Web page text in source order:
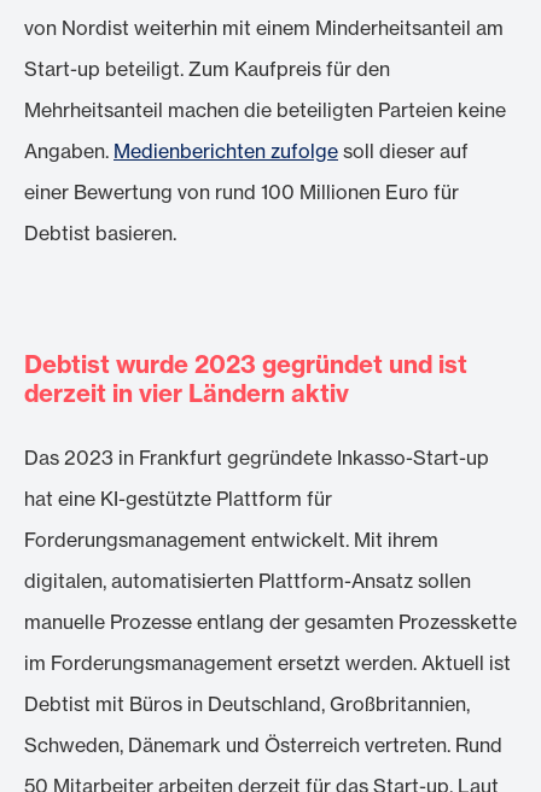
von Nordist weiterhin mit einem Minderheitsanteil am
Start-up beteiligt. Zum Kaufpreis für den
Mehrheitsanteil machen die beteiligten Parteien keine
Angaben. Medienberichten zufolge soll dieser auf
einer Bewertung von rund 100 Millionen Euro für
Debtist basieren.
Debtist wurde 2023 gegründet und ist
derzeit in vier Ländern aktiv
Das 2023 in Frankfurt gegründete Inkasso-Start-up
hat eine KI-gestützte Plattform für
Forderungsmanagement entwickelt. Mit ihrem
digitalen, automatisierten Plattform-Ansatz sollen
manuelle Prozesse entlang der gesamten Prozesskette
im Forderungsmanagement ersetzt werden. Aktuell ist
Debtist mit Büros in Deutschland, Großbritannien,
Schweden, Dänemark und Österreich vertreten. Rund
50 Mitarbeiter arbeiten derzeit für das Start-up. Laut